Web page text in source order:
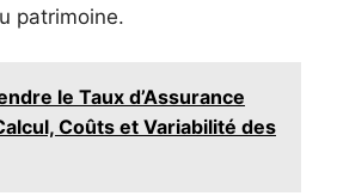
patrimoine.
le Taux d’Assurance
Coûts et Variabilité des